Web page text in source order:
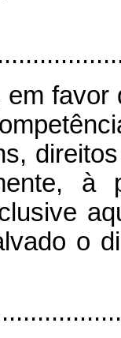
em favor
à
o